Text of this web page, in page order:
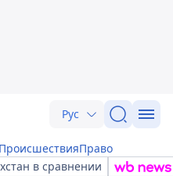
Рус
ПроисшествияПраво
в сравнении